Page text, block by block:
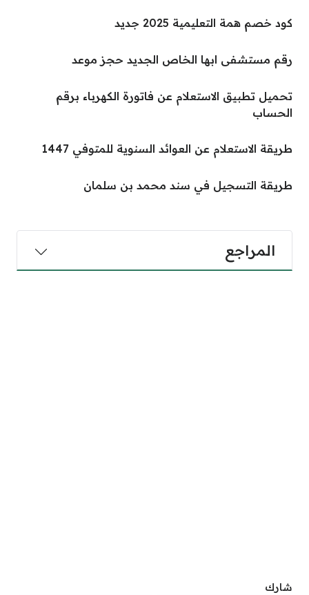
كود خصم همة التعليمية 2025 جديد
رقم مستشفى ابها الخاص الجديد حجز موعد
تحميل تطبيق الاستعلام عن فاتورة الكهرباء برقم
الحساب
طريقة الاستعلام عن العوائد السنوية للمتوفي 1447
طريقة التسجيل في سند محمد بن سلمان
المراجع
شارك